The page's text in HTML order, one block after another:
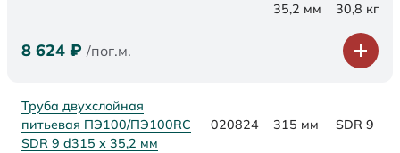
35,2 мм 30,8 кг
8 624 ₽ /пог.м.
Труба двухслойная
питьевая ПЭ100/ПЭ100RC
SDR 9 d315 х 35,2 мм
020824 315 мм SDR 9